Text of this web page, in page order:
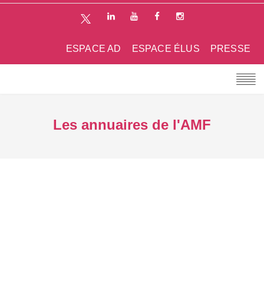
PRESSE
ESPACE ÉLUS
ESPACE AD
Les annuaires de l'AMF